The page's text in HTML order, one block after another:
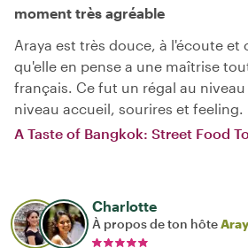
moment très agréable
Araya est très douce, à l'écoute et
qu'elle en pense a une maîtrise
français. Ce fut un régal au
niveau accueil, sourires et feeling.
A Taste of Bangkok: Street Food
Charlotte
À propos de ton hôte